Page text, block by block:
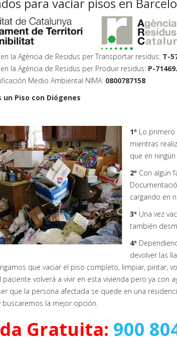
la Agència de Residus per Transportar residus: T-
la Agència de Residus per Produir residus: P-
Medio Ambiental NIMA: 0800787158
un Piso con Diógenes
1º Lo primero
mientras
que en
2º Con algún
cargando en
3º Una vez
también
4º
devolver las
que vaciar el piso completo, limpiar, pintar,
paciente volverá a vivir en esta vivienda pero ya con
que la persona afectada se quede en una
la mejor opción.
Gratuita: 900